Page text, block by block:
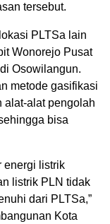
tersebut.
PLTSa lain
Wonorejo Pusat
Osowilangun.
metode gasifikasi
alat-alat pengolah
bisa
energi listrik
listrik PLN tidak
dari PLTSa,”
Kota